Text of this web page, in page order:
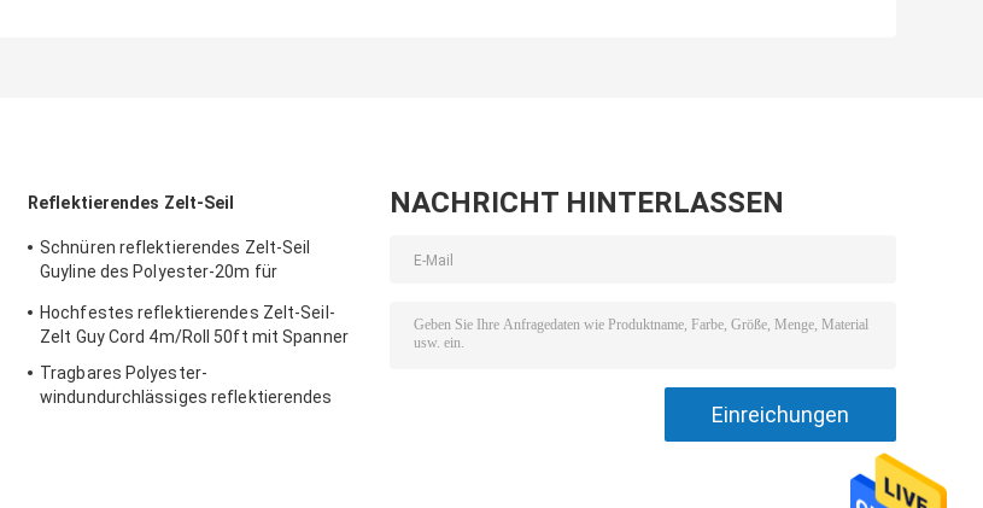
Reflektierendes Zelt-Seil
Schnüren reflektierendes Zelt-Seil
Guyline des Polyester-20m für
Hochfestes reflektierendes Zelt-Seil-
Zelt Guy Cord 4m/Roll 50ft mit Spanner
Tragbares Polyester-
windundurchlässiges reflektierendes
NACHRICHT HINTERLASSEN